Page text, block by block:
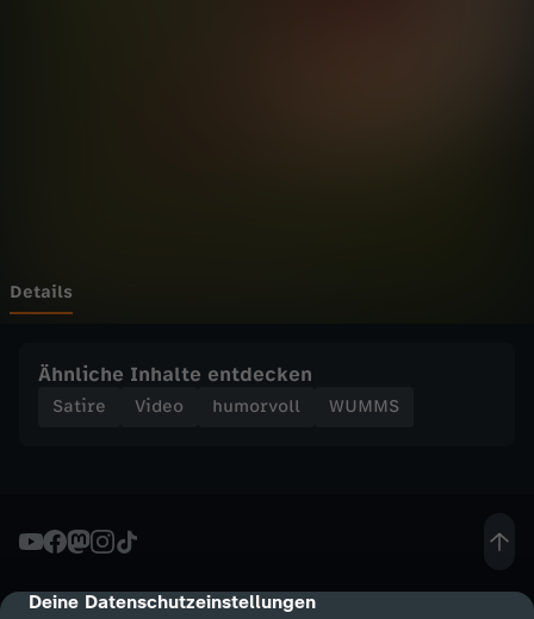
cmp-dialog-description
Deine Datenschutzeinstellungen
d
w
a
n
o
Details
Ähnliche Inhalte entdecken
Satire Video humorvoll WUMMS